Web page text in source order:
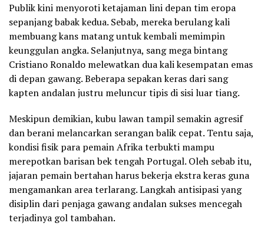
Publik kini menyoroti ketajaman lini depan tim eropa
sepanjang babak kedua. Sebab, mereka berulang kali
membuang kans matang untuk kembali memimpin
keunggulan angka. Selanjutnya, sang mega bintang
Cristiano Ronaldo melewatkan dua kali kesempatan emas
di depan gawang. Beberapa sepakan keras dari sang
kapten andalan justru meluncur tipis di sisi luar tiang.
Meskipun demikian, kubu lawan tampil semakin agresif
dan berani melancarkan serangan balik cepat. Tentu saja,
kondisi fisik para pemain Afrika terbukti mampu
merepotkan barisan bek tengah Portugal. Oleh sebab itu,
jajaran pemain bertahan harus bekerja ekstra keras guna
mengamankan area terlarang. Langkah antisipasi yang
disiplin dari penjaga gawang andalan sukses mencegah
terjadinya gol tambahan.